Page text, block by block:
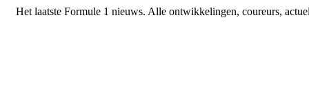
Het laatste Formule 1 nieuws. Alle ontwikkelingen, coureurs,